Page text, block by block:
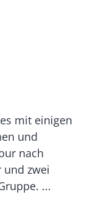
mit einigen
und
nach
zwei
...